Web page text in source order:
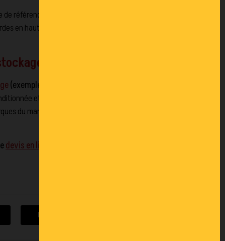
référence pour tout entrepôt ou
en hauteur tout en gardant un
(exemple :
et prête à être installée.
du marché (Mecalux, Dexion,
devis en ligne
DEMANDE DE DEVIS